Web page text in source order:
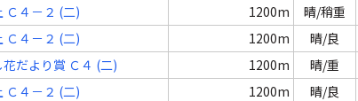
Ｃ２ (三)
Ｃ４－２ (二) 1200m 晴/稍重
Ｃ４－２ (二) 1200m 晴/良
だより賞 Ｃ４ (二) 1200m 晴/重
Ｃ４－２ (二) 1200m 晴/良